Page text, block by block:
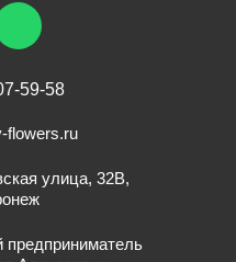
59-58
flowers.ru
улица, 32В,